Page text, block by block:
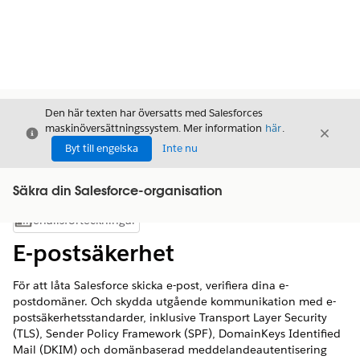
Stäng
Den här texten har översatts med Salesforces
maskinöversättningssystem. Mer information här.
Byt till engelska
Inte nu
Stäng
Säkra din Salesforce-organisation
Visa innehållsförteckning
Innehållsförteckningar
E-postsäkerhet
För att låta Salesforce skicka e-post, verifiera dina e-
postdomäner. Och skydda utgående kommunikation med e-
postsäkerhetsstandarder, inklusive Transport Layer Security
(TLS), Sender Policy Framework (SPF), DomainKeys Identified
Mail (DKIM) och domänbaserad meddelandeautentisering